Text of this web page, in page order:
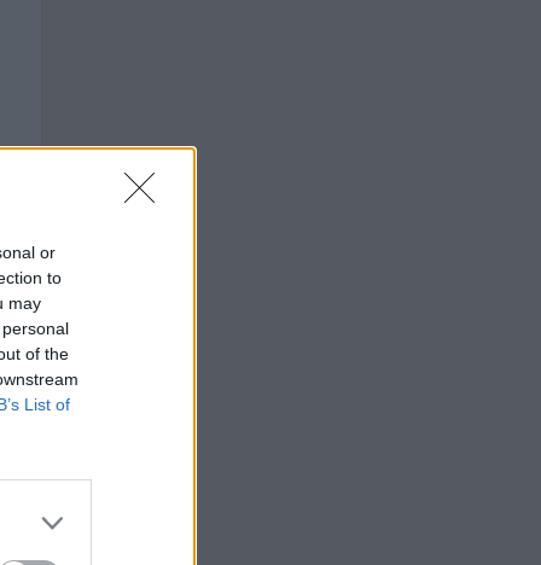
or
to
may
of the
List of